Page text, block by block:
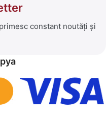
constant noutăți și